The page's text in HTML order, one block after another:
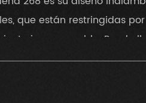
que están restringidas
incomparable. Puede
densos, sin